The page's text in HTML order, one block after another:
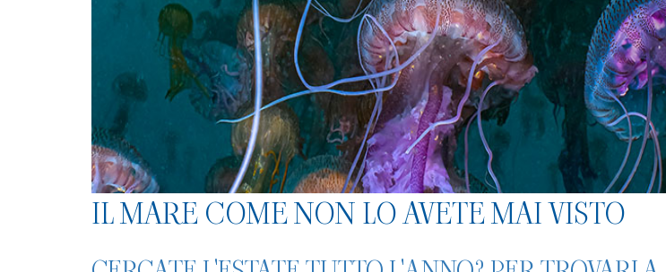
IL MARE COME NON LO AVETE MAI VISTO